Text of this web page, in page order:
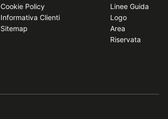
Cookie Policy
Informativa Clienti
Sitemap
Linee Guida
Logo
Area
Riservata